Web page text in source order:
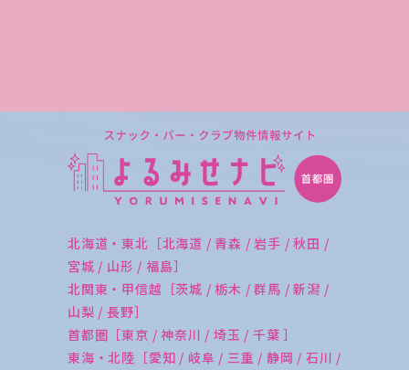
北海道・東北［北海道 / 青森 / 岩手 / 秋田 /
宮城 / 山形 / 福島］
北関東・甲信越［茨城 / 栃木 / 群馬 / 新潟 /
山梨 / 長野］
首都圏［東京 / 神奈川 / 埼玉 / 千葉 ］
東海・北陸［愛知 / 岐阜 / 三重 / 静岡 / 石川 /